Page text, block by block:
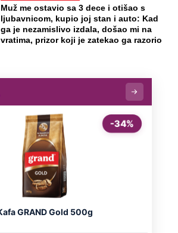
Muž me ostavio sa 3 dece i otišao s
ljubavnicom, kupio joj stan i auto: Kad
ga je nezamislivo izdala, došao mi na
vratima, prizor koji je zatekao ga razorio